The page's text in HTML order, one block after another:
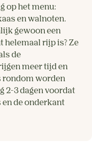
op het menu:
en walnoten.
gewoon een
helemaal rijp is? Ze
de
meer tijd en
rondom worden
2-3 dagen voordat
en de onderkant